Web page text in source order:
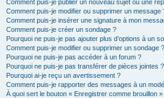
Comment puis-je publier un nouveau sujet ou une
Comment puis-je modifier ou supprimer un message
Comment puis-je insérer une signature à mon
Comment puis-je créer un sondage ?
Pourquoi ne puis-je pas ajouter plus d’options à un
Comment puis-je modifier ou supprimer un sondage ?
Pourquoi ne puis-je pas accéder à un forum ?
Pourquoi ne puis-je pas transférer de pièces jointes ?
Pourquoi ai-je reçu un avertissement ?
Comment puis-je rapporter des messages à un
À quoi sert le bouton « Enregistrer comme brouillon